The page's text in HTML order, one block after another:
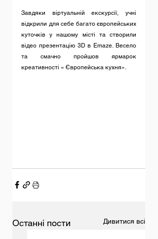
Завдяки віртуальній екскурсії, учні
відкрили для себе багато європейських
куточків у нашому місті та створили
відео презентацію 3D в Emaze. Весело
та смачно пройшов ярмарок
креативності « Європейська кухня».
Останні пости Дивитися всі